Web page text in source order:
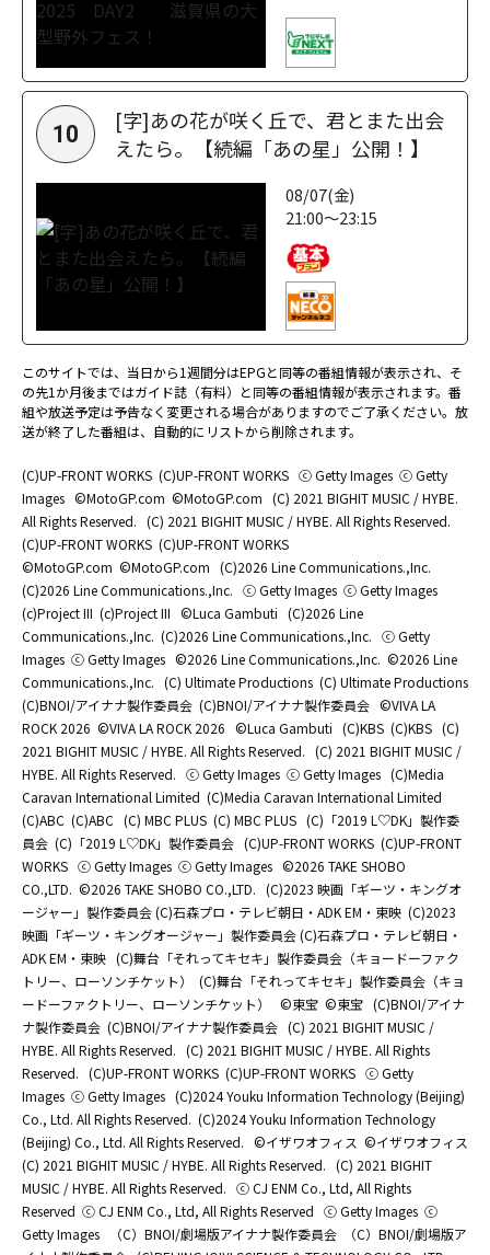
10
[字]あの花が咲く丘で、君とまた出会
えたら。【続編「あの星」公開！】
08/07(金)
21:00～23:15
このサイトでは、当日から1週間分はEPGと同等の番組情報が表示され、そ
の先1か月後まではガイド誌（有料）と同等の番組情報が表示されます。番
組や放送予定は予告なく変更される場合がありますのでご了承ください。放
送が終了した番組は、自動的にリストから削除されます。
(C)UP-FRONT WORKS (C)UP-FRONT WORKS ⓒ Getty Images ⓒ Getty
Images ©MotoGP.com ©MotoGP.com (C) 2021 BIGHIT MUSIC / HYBE.
All Rights Reserved. (C) 2021 BIGHIT MUSIC / HYBE. All Rights Reserved.
(C)UP-FRONT WORKS (C)UP-FRONT WORKS
©MotoGP.com ©MotoGP.com (C)2026 Line Communications.,Inc.
(C)2026 Line Communications.,Inc. ⓒ Getty Images ⓒ Getty Images
(c)Project III (c)Project III ©Luca Gambuti (C)2026 Line
Communications.,Inc. (C)2026 Line Communications.,Inc. ⓒ Getty
Images ⓒ Getty Images ©2026 Line Communications.,Inc. ©2026 Line
Communications.,Inc. (C) Ultimate Productions (C) Ultimate Productions
(C)BNOI/アイナナ製作委員会 (C)BNOI/アイナナ製作委員会 ©️VIVA LA
ROCK 2026 ©️VIVA LA ROCK 2026 ©Luca Gambuti (C)KBS (C)KBS (C)
2021 BIGHIT MUSIC / HYBE. All Rights Reserved. (C) 2021 BIGHIT MUSIC /
HYBE. All Rights Reserved. ⓒ Getty Images ⓒ Getty Images (C)Media
Caravan International Limited (C)Media Caravan International Limited
(C)ABC (C)ABC (C) MBC PLUS (C) MBC PLUS (C)「2019 L♡DK」製作委
員会 (C)「2019 L♡DK」製作委員会 (C)UP-FRONT WORKS (C)UP-FRONT
WORKS ⓒ Getty Images ⓒ Getty Images ©2026 TAKE SHOBO
CO.,LTD. ©2026 TAKE SHOBO CO.,LTD. (C)2023 映画「ギーツ・キングオ
ージャー」製作委員会 (C)石森プロ・テレビ朝日・ADK EM・東映 (C)2023
映画「ギーツ・キングオージャー」製作委員会 (C)石森プロ・テレビ朝日・
ADK EM・東映 (C)舞台「それってキセキ」製作委員会（キョードーファク
トリー、ローソンチケット）
(C)舞台「それってキセキ」製作委員会（キョ
ードーファクトリー、ローソンチケット）
©東宝 ©東宝 (C)BNOI/アイナ
ナ製作委員会 (C)BNOI/アイナナ製作委員会 (C) 2021 BIGHIT MUSIC /
HYBE. All Rights Reserved. (C) 2021 BIGHIT MUSIC / HYBE. All Rights
Reserved. (C)UP-FRONT WORKS (C)UP-FRONT WORKS ⓒ Getty
Images ⓒ Getty Images (C)2024 Youku Information Technology (Beijing)
Co., Ltd. All Rights Reserved. (C)2024 Youku Information Technology
(Beijing) Co., Ltd. All Rights Reserved. ©イザワオフィス ©イザワオフィス
(C) 2021 BIGHIT MUSIC / HYBE. All Rights Reserved. (C) 2021 BIGHIT
MUSIC / HYBE. All Rights Reserved. ⓒ CJ ENM Co., Ltd, All Rights
Reserved ⓒ CJ ENM Co., Ltd, All Rights Reserved ⓒ Getty Images ⓒ
Getty Images
（C）BNOI/劇場版アイナナ製作委員会
（C）BNOI/劇場版ア